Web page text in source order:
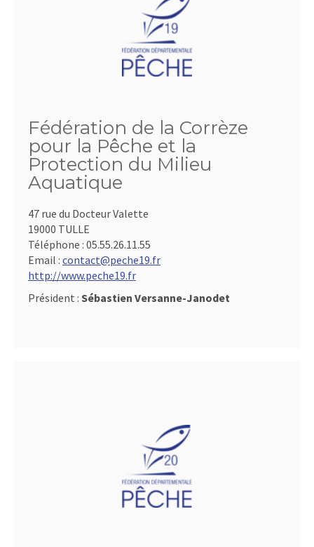
Fédération de la Corrèze
pour la Pêche et la
Protection du Milieu
Aquatique
47 rue du Docteur Valette
19000 TULLE
Téléphone : 05.55.26.11.55
Email : contact@peche19.fr
http://www.peche19.fr
Président : Sébastien Versanne-Janodet